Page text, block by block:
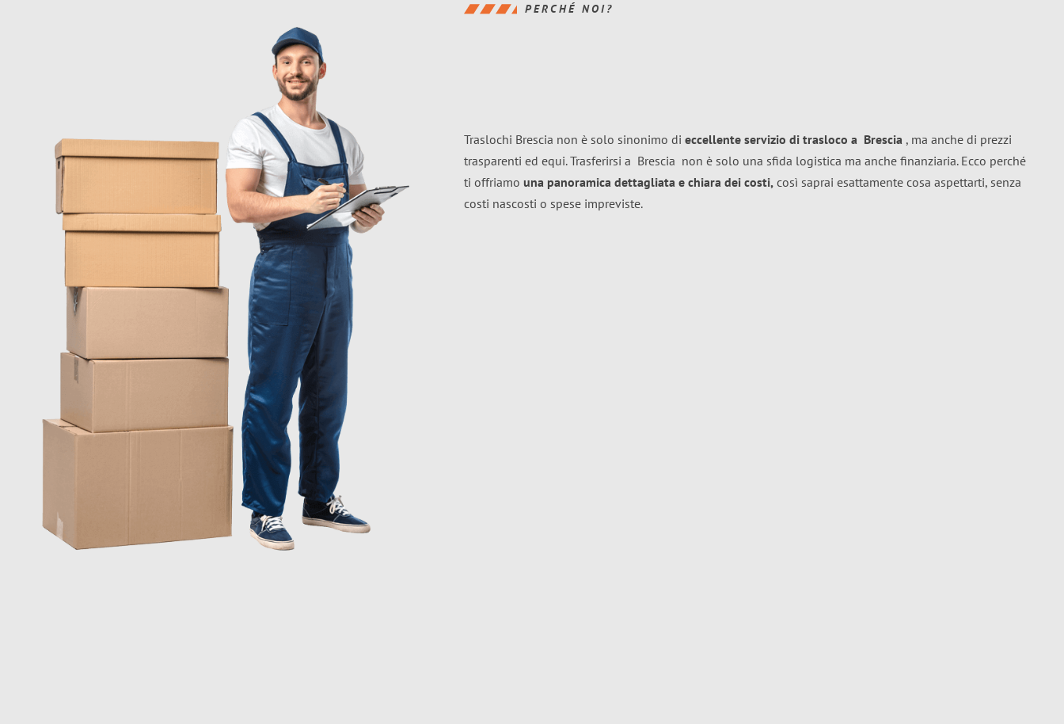
PERCHÉ NOI?
Traslochi Brescia non è solo sinonimo di eccellente servizio di trasloco a Brescia , ma anche di prezzi
trasparenti ed equi. Trasferirsi a Brescia non è solo una sfida logistica ma anche finanziaria. Ecco perché
ti offriamo una panoramica dettagliata e chiara dei costi, così saprai esattamente cosa aspettarti, senza
costi nascosti o spese impreviste.